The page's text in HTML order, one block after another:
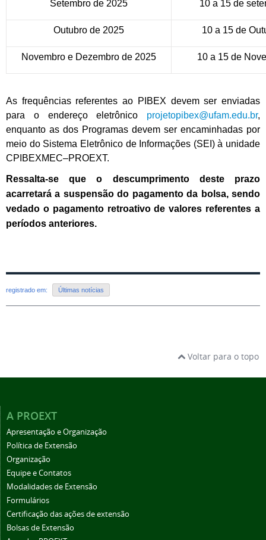
Setembro de 2025 10 a 15 de
Outubro de 2025 10 a 15 de
Novembro e Dezembro de 2025 10 a 15 de
As frequências referentes ao PIBEX devem ser enviadas
para o endereço eletrônico projetopibex@ufam.edu.br,
enquanto as dos Programas devem ser encaminhadas por
meio do Sistema Eletrônico de Informações (SEI) à unidade
CPIBEXMEC–PROEXT.
Ressalta-se que o descumprimento deste prazo
acarretará a suspensão do pagamento da bolsa, sendo
vedado o pagamento retroativo de valores referentes a
períodos anteriores.
registrado em: Últimas notícias
Voltar para o topo
A PROEXT
Apresentação e Organização
Política de Extensão
Organização
Equipe e Contatos
Modalidades de Extensão
Formulários
Certificação das ações de extensão
Bolsas de Extensão